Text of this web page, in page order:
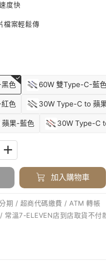
度快
檔案輕鬆傳
色 60W 雙Type-C-藍
色 30W Type-C to 蘋
果-藍色 30W Type-C
加入購物車
期 / 超商代碼繳費 / ATM 轉帳
常溫7-ELEVEN店到店取貨不付